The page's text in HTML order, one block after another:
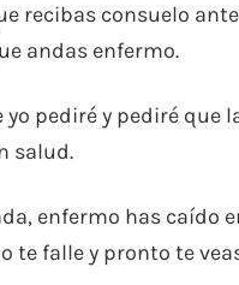
recibas consuelo
andas enfermo.
pediré y pediré que
salud.
enfermo has caído
te falle y pronto te